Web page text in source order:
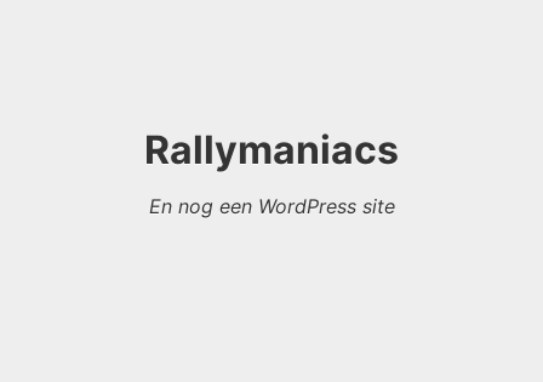
Rallymaniacs
En nog een WordPress site